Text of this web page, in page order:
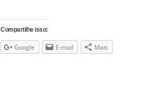
Compartilhe isso:
Google E-mail Mais